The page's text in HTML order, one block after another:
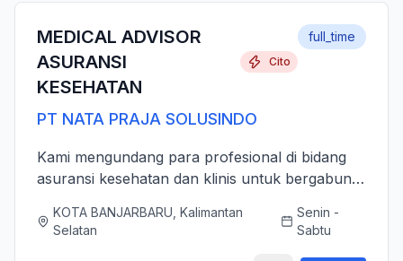
MEDICAL ADVISOR
ASURANSI
KESEHATAN
Cito
PT NATA PRAJA SOLUSINDO
full_time
Kami mengundang para profesional di bidang
asuransi kesehatan dan klinis untuk bergabung
(Senior Officer) untuk memperkuat layanan
KOTA BANJARBARU, Kalimantan
Selatan
Senin -
Sabtu